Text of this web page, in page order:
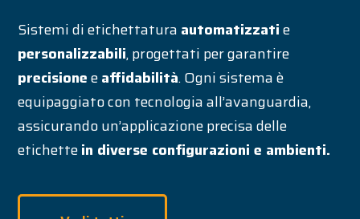
Sistemi di etichettatura automatizzatie
personalizzabili, progettati per garantire
precisioneeaffidabilità. Ogni sistema è
equipaggiato con tecnologia all’avanguardia,
assicurando un’applicazione precisa delle
etichettein diverse configurazioni e ambienti.